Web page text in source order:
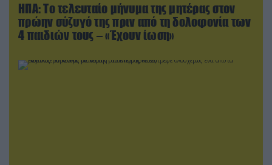
ΗΠΑ: Το τελευταίο μήνυμα της μητέρας στον
πρώην σύζυγό της πριν από τη δολοφονία των
4 παιδιών τους – «Έχουν ίωση»